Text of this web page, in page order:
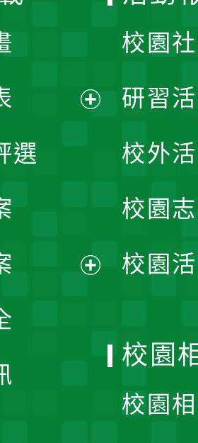
單
選
校園
研習
校外
校園
校園
校園
校園